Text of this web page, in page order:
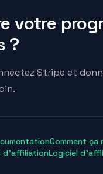
votre
?
Stripe et
Comment ça
d’affiliationLogiciel